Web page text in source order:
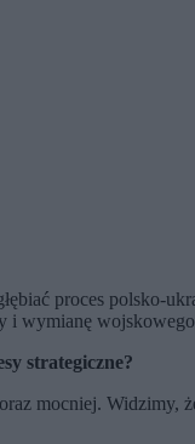
proces polsko-
i wymianę
strategiczne?
mocniej.